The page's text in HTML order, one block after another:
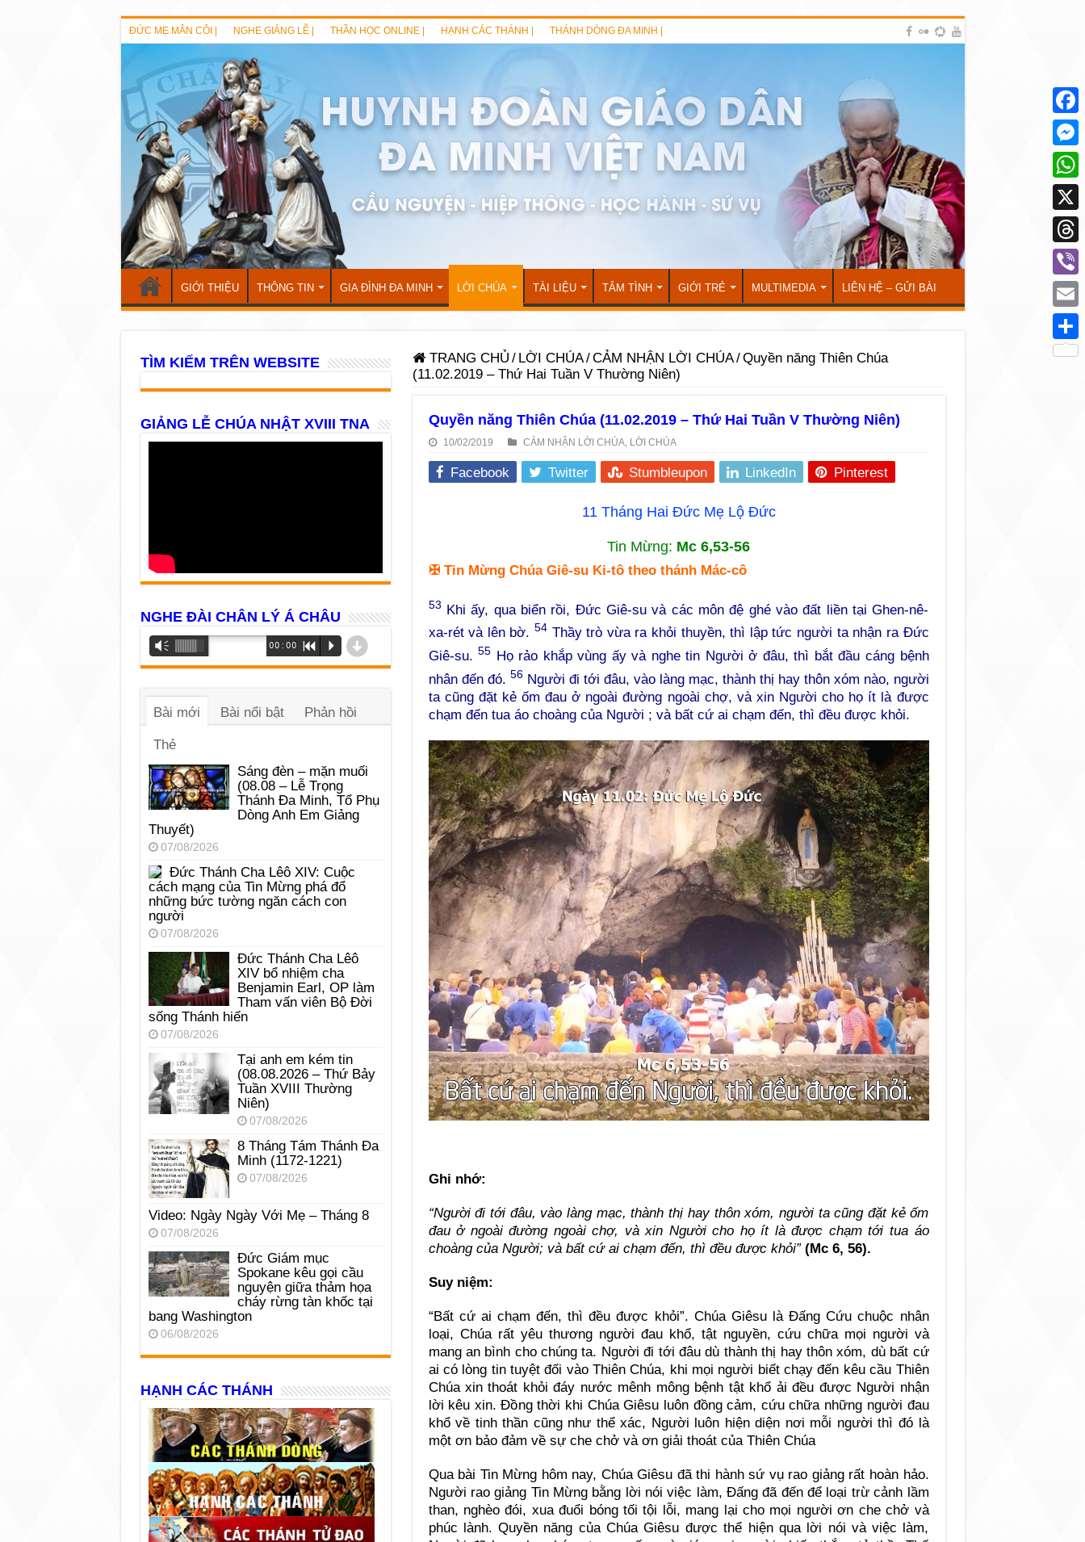
ĐỨC MẸ MÂN CÔI | NGHE GIẢNG LỄ | THẦN HỌC ONLINE | HẠNH CÁC THÁNH | THÁNH DÒNG ĐA MINH |
GIỚI THIỆU THÔNG TIN GIA ĐÌNH ĐA MINH LỜI CHÚA TÀI LIỆU TÂM TÌNH GIỚI TRẺ MULTIMEDIA LIÊN HỆ – GỬI BÀI
TRANG CHỦ / LỜI CHÚA/CẢM NHẬN LỜI CHÚA/Quyền năng Thiên Chúa
(11.02.2019 – Thứ Hai Tuần V Thường Niên)
Quyền năng Thiên Chúa (11.02.2019 – Thứ Hai Tuần V Thường Niên)
10/02/2019 CẢM NHẬN LỜI CHÚA, LỜI CHÚA
Facebook Twitter Stumbleupon LinkedIn Pinterest
11 Tháng Hai Ðức Mẹ Lộ Ðức
Tin Mừng: Mc 6,53-56
✠ Tin Mừng Chúa Giê-su Ki-tô theo thánh Mác-cô
53 Khi ấy, qua biển rồi, Đức Giê-su và các môn đệ ghé vào đất liền tại Ghen-nê-
xa-rét và lên bờ. 54Thầy trò vừa ra khỏi thuyền, thì lập tức người ta nhận ra Đức
Giê-su.55 Họ rảo khắp vùng ấy và nghe tin Người ở đâu, thì bắt đầu cáng bệnh
nhân đến đó. 56Người đi tới đâu, vào làng mạc, thành thị hay thôn xóm nào, người
ta cũng đặt kẻ ốm đau ở ngoài đường ngoài chợ, và xin Người cho họ ít là được
chạm đến tua áo choàng của Người ; và bất cứ ai chạm đến, thì đều được khỏi.
Ghi nhớ:
“Người đi tới đâu, vào làng mạc, thành thị hay thôn xóm, người ta cũng đặt kẻ ốm
đau ở ngoài đường ngoài chợ, và xin Người cho họ ít là được chạm tới tua áo
choàng của Người; và bất cứ ai chạm đến, thì đều được khỏi”(Mc 6, 56).
Suy niệm:
“Bất cứ ai chạm đến, thì đều được khỏi”. Chúa Giêsu là Đấng Cứu chuộc nhân
loại, Chúa rất yêu thương người đau khổ, tật nguyền, cứu chữa mọi người và
mang an bình cho chúng ta. Người đi tới đâu dù thành thị hay thôn xóm, dù bất cứ
ai có lòng tin tuyệt đối vào Thiên Chúa, khi mọi người biết chạy đến kêu cầu Thiên
Chúa xin thoát khỏi đáy nước mênh mông bệnh tật khổ ải đều được Người nhận
lời kêu xin. Đồng thời khi Chúa Giêsu luôn đồng cảm, cứu chữa những người đau
khổ về tinh thần cũng như thể xác, Người luôn hiện diện nơi mỗi người thì đó là
một ơn bảo đảm về sự che chở và ơn giải thoát của Thiên Chúa
Qua bài Tin Mừng hôm nay, Chúa Giêsu đã thi hành sứ vụ rao giảng rất hoàn hảo.
Người rao giảng Tin Mừng bằng lời nói việc làm, Đấng đã đến để loại trừ cảnh lầm
than, nghèo đói, xua đuổi bóng tối tội lỗi, mang lại cho mọi người ơn che chở và
phúc lành. Quyền năng của Chúa Giêsu được thể hiện qua lời nói và việc làm,
TÌM KIẾM TRÊN WEBSITE
GIẢNG LỄ CHÚA NHẬT XVIII TNA
NGHE ĐÀI CHÂN LÝ Á CHÂU
Trình
phát
âm
Vm 00:00 R P d
Bài mới Bài nổi bật Phản hồi
Thẻ
Sáng đèn – mặn muối
(08.08 – Lễ Trọng
Thánh Đa Minh, Tổ Phụ
Dòng Anh Em Giảng
Thuyết)
07/08/2026
Đức Thánh Cha Lêô XIV: Cuộc
cách mạng của Tin Mừng phá đổ
những bức tường ngăn cách con
người
07/08/2026
Đức Thánh Cha Lêô
XIV bổ nhiệm cha
Benjamin Earl, OP làm
Tham vấn viên Bộ Đời
sống Thánh hiến
07/08/2026
Tại anh em kém tin
(08.08.2026 – Thứ Bảy
Tuần XVIII Thường
Niên)
07/08/2026
8 Tháng Tám Thánh Ða
Minh (1172-1221)
07/08/2026
Video: Ngày Ngày Với Mẹ – Tháng 8
07/08/2026
Đức Giám mục
Spokane kêu gọi cầu
nguyện giữa thảm họa
cháy rừng tàn khốc tại
bang Washington
06/08/2026
HẠNH CÁC THÁNH
X
Viber